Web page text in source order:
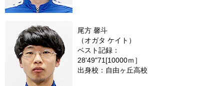
尾方 馨斗
（オガタ ケイト）
ベスト記録：
28'49"71[10000ｍ］
出身校：自由ヶ丘高校